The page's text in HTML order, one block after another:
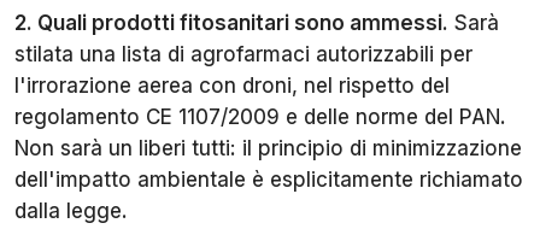
2. Quali prodotti fitosanitari sono ammessi. Sarà
stilata una lista di agrofarmaci autorizzabili per
l'irrorazione aerea con droni, nel rispetto del
regolamento CE 1107/2009 e delle norme del PAN.
Non sarà un liberi tutti: il principio di minimizzazione
dell'impatto ambientale è esplicitamente richiamato
dalla legge.